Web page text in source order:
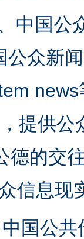
中国公
公众新
提供
的交
信息现
国公共
今
魏明